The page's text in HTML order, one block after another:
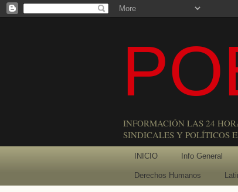
INFORMACIÓN LAS 24
SINDICALES Y POLÍTICOS
INICIO Info General
Derechos Humanos